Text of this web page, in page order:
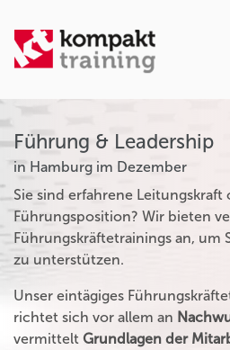
Führung & Leadership
in Hamburg im Dezember
Sie sind erfahrene
Führungsposition? Wir bieten
Führungskräftetrainings an, um
zu unterstützen.
Unser eintägiges
richtet sich vor allem an
vermittelt Grundlagen der